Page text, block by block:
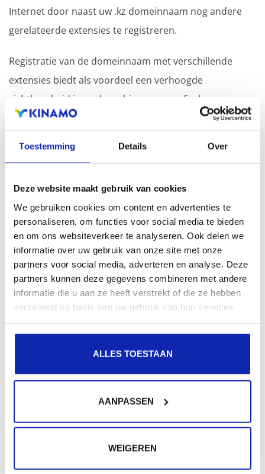
Toestemming Details Over
Deze website maakt gebruik van cookies
We gebruiken cookies om content en advertenties te
personaliseren, om functies voor social media te bieden
en om ons websiteverkeer te analyseren. Ook delen we
informatie over uw gebruik van onze site met onze
partners voor social media, adverteren en analyse. Deze
partners kunnen deze gegevens combineren met andere
informatie die u aan ze heeft verstrekt of die ze hebben
verzameld op basis van uw gebruik van hun services.
ALLES TOESTAAN
AANPASSEN
WEIGEREN
Internet door naast uw .kz domeinnaam nog andere
gerelateerde extensies te registreren.
Registratie van de domeinnaam met verschillende
extensies biedt als voordeel een verhoogde
zichtbaarheid in zoekmachines, geografische
aanwezigheid en verbeterde aanwezigheid bij lokale